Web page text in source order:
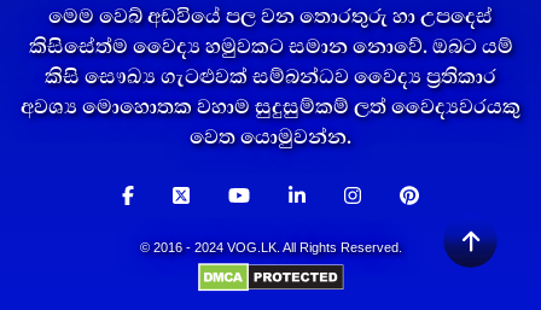
මෙම වෙබ් අඩවියේ පල වන තොරතුරු හා උපදෙස්
කිසිසේත්ම වෛද්‍ය හමුවකට සමාන නොවේ. ඔබට යම්
කිසි සෞඛ්‍ය ගැටළුවක් සම්බන්ධව වෛද්‍ය ප්‍රතිකාර
අවශ්‍ය මොහොතක වහාම සුදුසුම්කම් ලත් වෛද්‍යවරයකු
වෙත යොමුවන්න.
© 2016 - 2024 VOG.LK. All Rights Reserved.